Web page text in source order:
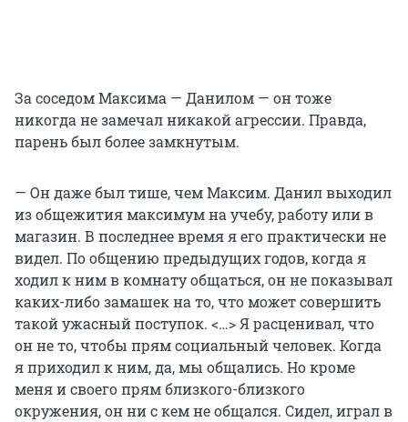
За соседом Максима — Данилом — он тоже
никогда не замечал никакой агрессии. Правда,
парень был более замкнутым.
— Он даже был тише, чем Максим. Данил выходил
из общежития максимум на учебу, работу или в
магазин. В последнее время я его практически не
видел. По общению предыдущих годов, когда я
ходил к ним в комнату общаться, он не показывал
каких-либо замашек на то, что может совершить
такой ужасный поступок. <…> Я расценивал, что
он не то, чтобы прям социальный человек. Когда
я приходил к ним, да, мы общались. Но кроме
меня и своего прям близкого-близкого
окружения, он ни с кем не общался. Сидел, играл в